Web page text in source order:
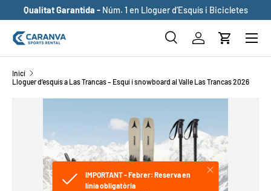
ANAR AL CONTINGUT
Qualitat Garantida - Núm. 1 en Lloguer d’Esquís i Bicicletes
Cerca
BuscarInicia sessió
Cistella
Inici
Lloguer d’esquís a Las Trancas – Esquí i snowboard al Valle Las Trancas 2026
ANAR DIRECTAMENT A LA INFORMACIÓ DEL PRODUCTE
IMPORTANT - Febrer: Reserva en
línia obligatòria
Tancar